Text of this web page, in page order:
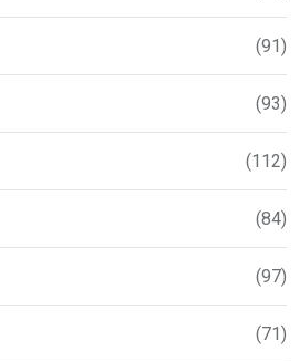
(91)
(93)
(112)
(84)
(97)
(71)